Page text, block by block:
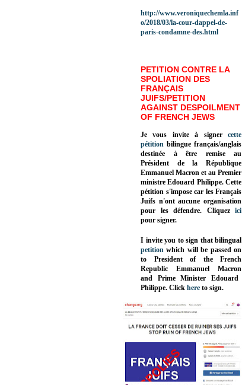
http://www.veroniquechemla.inf
o/2018/03/la-cour-dappel-de-
paris-condamne-des.html
PETITION CONTRE LA
SPOLIATION DES
FRANÇAIS
JUIFS/PETITION
AGAINST DESPOILMENT
OF FRENCH JEWS
Je vous invite à signer cette
pétition bilingue français/anglais
destinée à être remise au
Président de la République
Emmanuel Macron et au Premier
ministre Edouard Philippe. Cette
pétition s'impose car les Français
Juifs n'ont aucune organisation
pour les défendre. Cliquez
ici
pour signer.
I invite you to sign that bilingual
petition which will be passed on
to President of the French
Republic Emmanuel Macron
and Prime Minister Edouard
Philippe. Click here to sign.